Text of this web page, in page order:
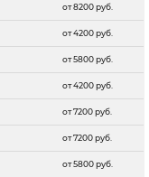
от 8200 руб.
от 4200 руб.
от 5800 руб.
от 4200 руб.
от 7200 руб.
от 7200 руб.
от 5800 руб.